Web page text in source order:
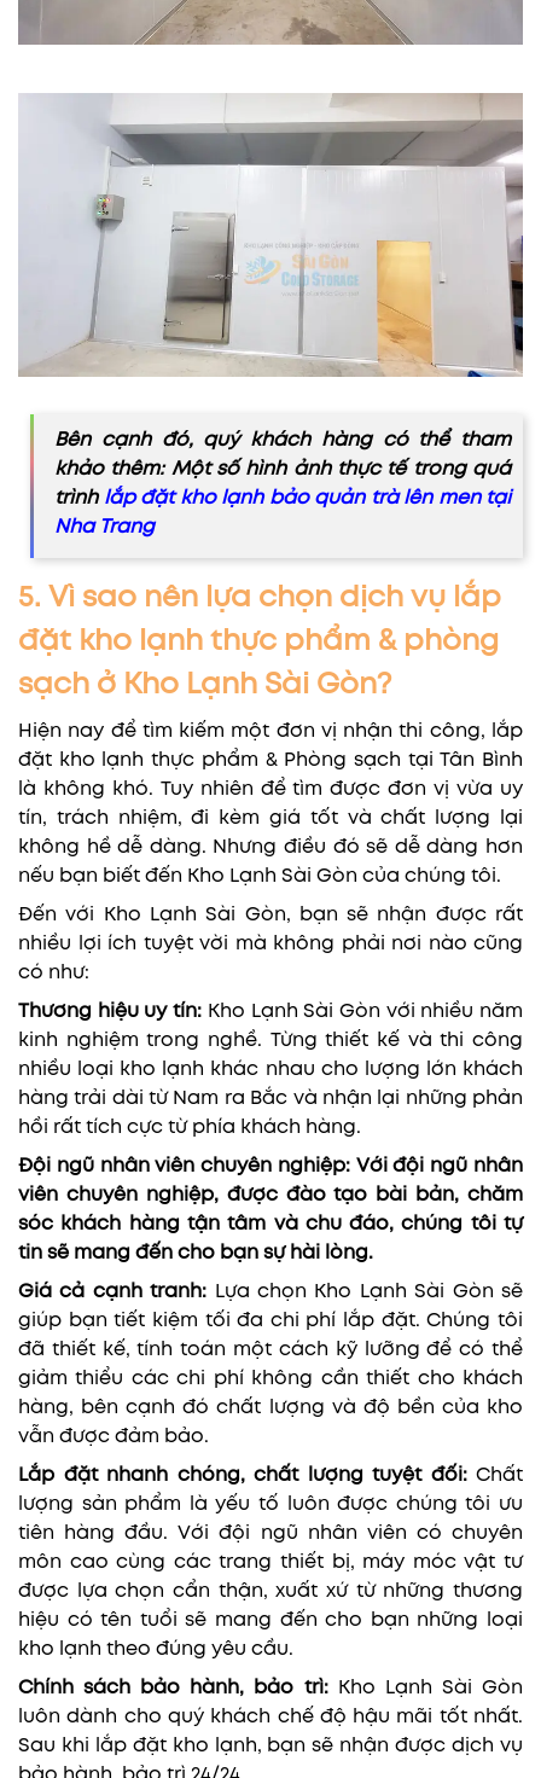
Bên cạnh đó, quý khách hàng có thể tham
khảo thêm: Một số hình ảnh thực tế trong quá
trìnhlắp đặt kho lạnh bảo quản trà lên men tại
Nha Trang
5. Vì sao nên lựa chọn dịch vụ lắp
đặt kho lạnh thực phẩm & phòng
sạch ở Kho Lạnh Sài Gòn?
Hiện nay để tìm kiếm một đơn vị nhận thi công, lắp
đặt kho lạnh thực phẩm & Phòng sạch tại Tân Bình
là không khó. Tuy nhiên để tìm được đơn vị vừa uy
tín, trách nhiệm, đi kèm giá tốt và chất lượng lại
không hề dễ dàng. Nhưng điều đó sẽ dễ dàng hơn
nếu bạn biết đến Kho Lạnh Sài Gòn của chúng tôi.
Đến với Kho Lạnh Sài Gòn, bạn sẽ nhận được rất
nhiều lợi ích tuyệt vời mà không phải nơi nào cũng
có như:
Thương hiệu uy tín: Kho Lạnh Sài Gòn với nhiều năm
kinh nghiệm trong nghề. Từng thiết kế và thi công
nhiều loại kho lạnh khác nhau cho lượng lớn khách
hàng trải dài từ Nam ra Bắc và nhận lại những phản
hồi rất tích cực từ phía khách hàng.
Đội ngũ nhân viên chuyên nghiệp: Với đội ngũ nhân
viên chuyên nghiệp, được đào tạo bài bản, chăm
sóc khách hàng tận tâm và chu đáo, chúng tôi tự
tin sẽ mang đến cho bạn sự hài lòng.
Giá cả cạnh tranh: Lựa chọn Kho Lạnh Sài Gòn sẽ
giúp bạn tiết kiệm tối đa chi phí lắp đặt. Chúng tôi
đã thiết kế, tính toán một cách kỹ lưỡng để có thể
giảm thiểu các chi phí không cần thiết cho khách
hàng, bên cạnh đó chất lượng và độ bền của kho
vẫn được đảm bảo.
Lắp đặt nhanh chóng, chất lượng tuyệt đối:Chất
lượng sản phẩm là yếu tố luôn được chúng tôi ưu
tiên hàng đầu. Với đội ngũ nhân viên có chuyên
môn cao cùng các trang thiết bị, máy móc vật tư
được lựa chọn cẩn thận, xuất xứ từ những thương
hiệu có tên tuổi sẽ mang đến cho bạn những loại
kho lạnh theo đúng yêu cầu.
Chính sách bảo hành, bảo trì:Kho Lạnh Sài Gòn
luôn dành cho quý khách chế độ hậu mãi tốt nhất.
Sau khi lắp đặt kho lạnh, bạn sẽ nhận được dịch vụ